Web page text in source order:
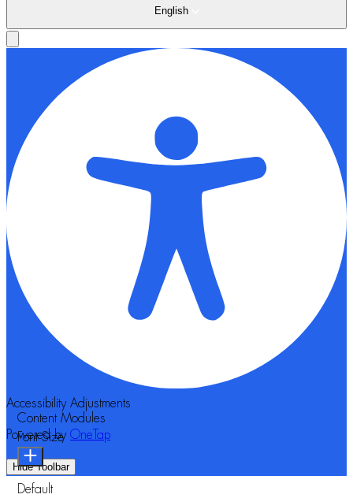
English
Accessibility Adjustments
Powered by OneTap
Hide Toolbar
Content Modules
Font Size
Default